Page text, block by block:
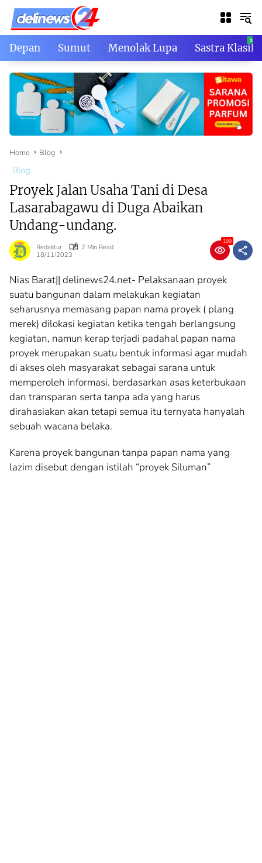
Skip
content
Depan Sumut Menolak Lupa Sastra Klasik
Home Blog
Blog
Proyek Jalan Usaha Tani di Desa
Lasarabagawu di Duga Abaikan
Undang-undang.
Redaktur
2 Min Read
18/11/2023
199
Nias Barat|| delinews24.net- Pelaksanaan proyek
suatu bangunan dalam melakukan kegiatan
seharusnya memasang papan nama proyek ( plang
merek) dilokasi kegiatan ketika tengah berlangsung
kegiatan, namun kerap terjadi padahal papan nama
proyek merupakan suatu bentuk informasi agar mudah
di akses oleh masyarakat sebagai sarana untuk
memperoleh informasi. berdasarkan asas keterbukaan
dan transparan serta tanpa ada yang harus
dirahasiakan akan tetapi semua itu ternyata hanyalah
sebuah wacana belaka.
Karena proyek bangunan tanpa papan nama yang
lazim disebut dengan istilah “proyek Siluman”